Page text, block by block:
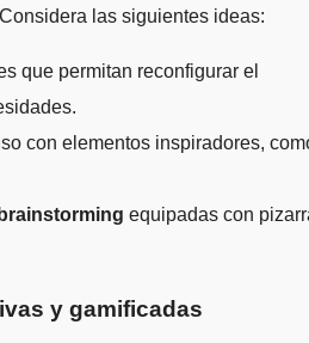
las siguientes ideas:
que permitan reconfigurar el
con elementos inspiradores,
brainstorming equipadas con
y gamificadas